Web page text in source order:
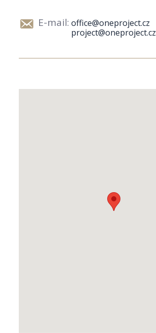
E-mail: office@oneproject.cz
project@oneproject.cz